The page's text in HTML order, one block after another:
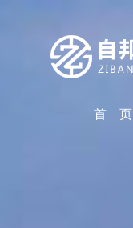
首 页